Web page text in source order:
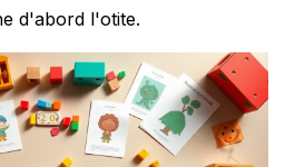
d'abord l'otite.